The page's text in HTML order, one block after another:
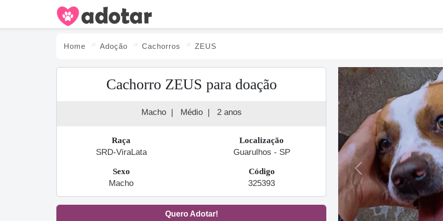
Home Adoção Cachorros ZEUS
Cachorro ZEUS para doação
Macho | Médio | 2 anos
Raça
SRD-ViraLata
Localização
Guarulhos - SP
Sexo
Macho
Código
325393
Quero Adotar!
Previous